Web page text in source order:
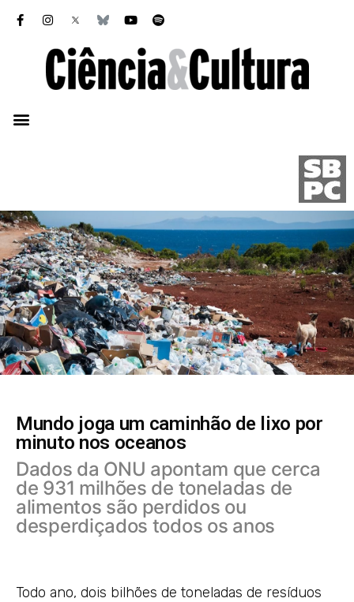
Mundo joga um caminhão de lixo por
minuto nos oceanos
Dados da ONU apontam que cerca
de 931 milhões de toneladas de
alimentos são perdidos ou
desperdiçados todos os anos
Todo ano, dois bilhões de toneladas de resíduos